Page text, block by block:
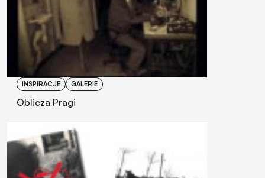
INSPIRACJE GALERIE
Oblicza Pragi